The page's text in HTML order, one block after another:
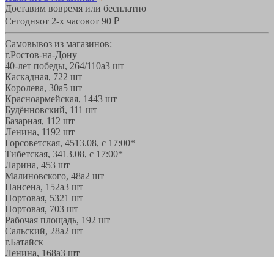
Доставим вовремя или бесплатно
Сегодняот 2-х часовот 90 ₽
Самовывоз из магазинов:
г.Ростов-на-Дону
40-лет победы, 264/110а3 шт
Каскадная, 722 шт
Королева, 30а5 шт
Красноармейская, 1443 шт
Будённовский, 111 шт
Базарная, 11 2 шт
Ленина, 1192 шт
Горсоветская, 4513.08, с 17:00*
Тибетская, 3413.08, с 17:00*
Ларина, 453 шт
Малиновского, 48а2 шт
Нансена, 152а3 шт
Портовая, 5321 шт
Портовая, 703 шт
Рабочая площадь, 192 шт
Сальский, 28a2 шт
г.Батайск
Ленина, 168а3 шт